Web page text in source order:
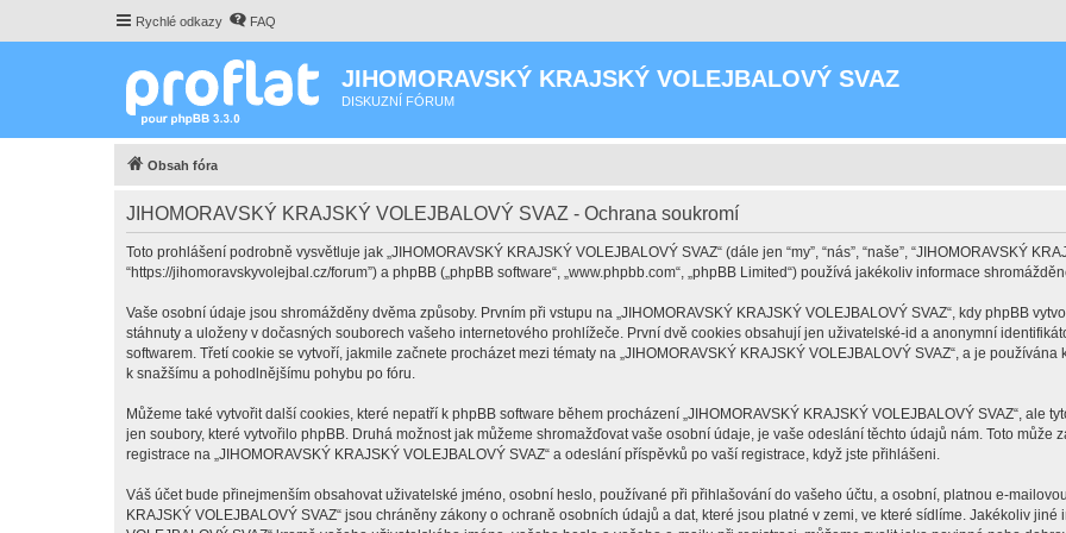
Rychlé odkazy FAQ
JIHOMORAVSKÝ KRAJSKÝ VOLEJBALOVÝ SVAZ
DISKUZNÍ FÓRUM
Obsah fóra
JIHOMORAVSKÝ KRAJSKÝ VOLEJBALOVÝ SVAZ - Ochrana soukromí
Toto prohlášení podrobně vysvětluje jak „JIHOMORAVSKÝ KRAJSKÝ VOLEJBALOVÝ SVAZ“ (dále jen “my”, “nás”, “naše”, “JIHOMORAVSKÝ
“https://jihomoravskyvolejbal.cz/forum”) a phpBB („phpBB software“, „www.phpbb.com“, „phpBB Limited“) používá jakékoliv informace
Vaše osobní údaje jsou shromážděny dvěma způsoby. Prvním při vstupu na „JIHOMORAVSKÝ KRAJSKÝ VOLEJBALOVÝ SVAZ“, kdy phpBB
stáhnuty a uloženy v dočasných souborech vašeho internetového prohlížeče. První dvě cookies obsahují jen uživatelské-id a anonymní
softwarem. Třetí cookie se vytvoří, jakmile začnete procházet mezi tématy na „JIHOMORAVSKÝ KRAJSKÝ VOLEJBALOVÝ SVAZ“, a je
k snažšímu a pohodlnějšímu pohybu po fóru.
Můžeme také vytvořit další cookies, které nepatří k phpBB software během procházení „JIHOMORAVSKÝ KRAJSKÝ VOLEJBALOVÝ SVAZ“, ale
jen soubory, které vytvořilo phpBB. Druhá možnost jak můžeme shromažďovat vaše osobní údaje, je vaše odeslání těchto údajů nám. Toto
registrace na „JIHOMORAVSKÝ KRAJSKÝ VOLEJBALOVÝ SVAZ“ a odeslání příspěvků po vaší registrace, když jste přihlášeni.
Váš účet bude přinejmenším obsahovat uživatelské jméno, osobní heslo, používané při přihlašování do vašeho účtu, a osobní, platnou e-
KRAJSKÝ VOLEJBALOVÝ SVAZ“ jsou chráněny zákony o ochraně osobních údajů a dat, které jsou platné v zemi, ve které sídlíme. Jakékoliv